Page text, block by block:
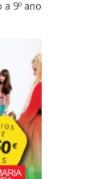
9º ano